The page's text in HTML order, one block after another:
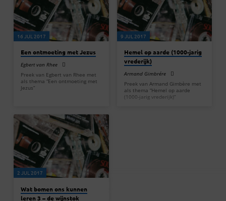
16 JUL 2017
Een ontmoeting met Jezus
Egbert van Rhee
Preek van Egbert van Rhee met
als thema “Een ontmoeting met
Jezus”
9 JUL 2017
Hemel op aarde (1000-jarig
vrederijk)
Armand Gimbrére
Preek van Armand Gimbère met
als thema “Hemel op aarde
(1000-jarig vrederijk)”
2 JUL 2017
Wat bomen ons kunnen
leren 3 – de wijnstok